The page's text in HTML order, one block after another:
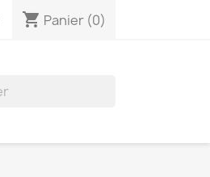
shopping_cart Panier (0)